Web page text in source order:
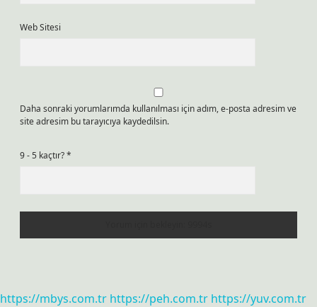
Web Sitesi
Daha sonraki yorumlarımda kullanılması için adım, e-posta adresim ve
site adresim bu tarayıcıya kaydedilsin.
9 - 5 kaçtır?*
https://mbys.com.tr https://peh.com.tr https://yuv.com.tr